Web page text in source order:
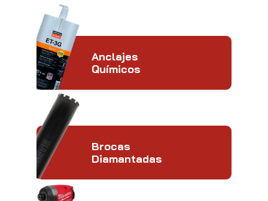
Anclajes
Químicos
Brocas
Diamantadas